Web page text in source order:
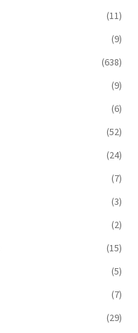
(11)
(9)
(638)
(9)
(6)
(52)
(24)
(7)
(3)
(2)
(15)
(5)
(7)
(29)